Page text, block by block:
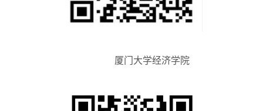
厦门大学经济学院